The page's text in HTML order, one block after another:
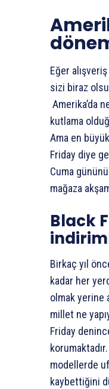
Eğer
sizi biraz
Amerika’da
kutlama
Ama en
Friday diye
Cuma
mağaza
Black
Birkaç yıl
kadar her
olmak yerine
millet ne
Friday
modellerde
kaybettiğini